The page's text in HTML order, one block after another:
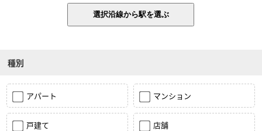
種別
アパート マンション
戸建て 店舗